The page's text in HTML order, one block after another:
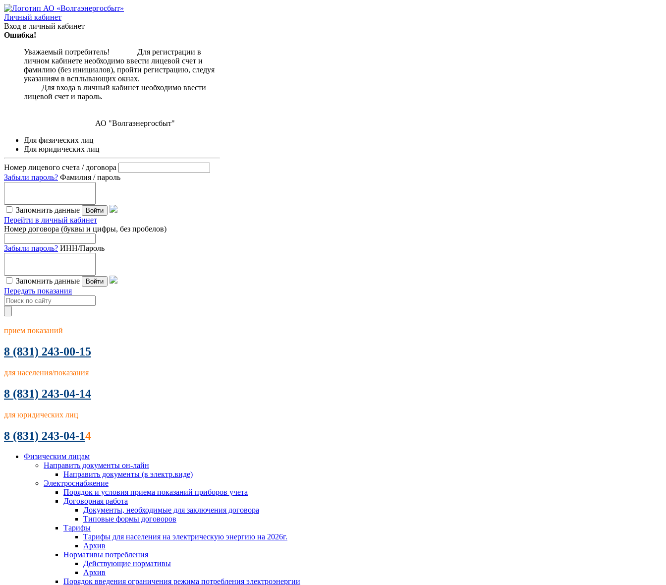
Личный кабинет
Вход в личный кабинет
Ошибка!
Уважаемый потребитель! Для регистрации в
личном кабинете необходимо ввести лицевой счет и
фамилию (без инициалов), пройти регистрацию, следуя
указаниям в всплывающих окнах.
Для входа в личный кабинет необходимо ввести
лицевой счет и пароль.
АО "Волгаэнергосбыт"
Для физических лиц
Для юридических лиц
Номер лицевого счета / договора
Забыли пароль? Фамилия / пароль
Запомнить данные Войти
Перейти в личный кабинет
Номер договора (буквы и цифры, без пробелов)
Забыли пароль? ИНН/Пароль
Запомнить данные Войти
Передать показания
прием показаний
8 (831) 243-00-15
для населения/показания
8 (831) 243-04-14
для юридических лиц
8 (831) 243-04-14
Физическим лицам
Направить документы он-лайн
Направить документы (в электр.виде)
Электроснабжение
Порядок и условия приема показаний приборов учета
Договорная работа
Документы, необходимые для заключения договора
Типовые формы договоров
Тарифы
Тарифы для населения на электрическую энергию на 2026г.
Архив
Нормативы потребления
Действующие нормативы
Архив
Порядок введения ограничения режима потребления электроэнергии